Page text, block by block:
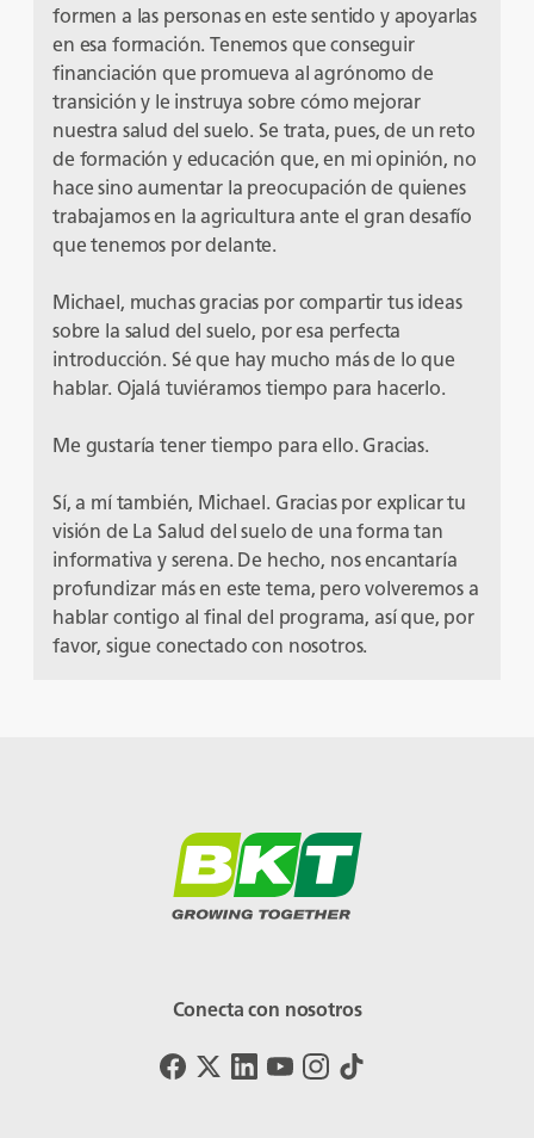
formen a las personas en este sentido y apoyarlas
en esa formación. Tenemos que conseguir
financiación que promueva al agrónomo de
transición y le instruya sobre cómo mejorar
nuestra salud del suelo. Se trata, pues, de un reto
de formación y educación que, en mi opinión, no
hace sino aumentar la preocupación de quienes
trabajamos en la agricultura ante el gran desafío
que tenemos por delante.
Michael, muchas gracias por compartir tus ideas
sobre la salud del suelo, por esa perfecta
introducción. Sé que hay mucho más de lo que
hablar. Ojalá tuviéramos tiempo para hacerlo.
Me gustaría tener tiempo para ello. Gracias.
Sí, a mí también, Michael. Gracias por explicar tu
visión de La Salud del suelo de una forma tan
informativa y serena. De hecho, nos encantaría
profundizar más en este tema, pero volveremos a
hablar contigo al final del programa, así que, por
favor, sigue conectado con nosotros.
Conecta con nosotros